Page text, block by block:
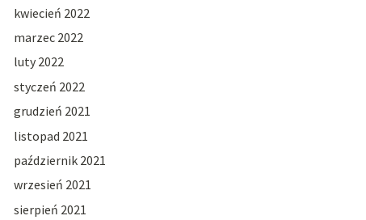
kwiecień 2022
marzec 2022
luty 2022
styczeń 2022
grudzień 2021
listopad 2021
październik 2021
wrzesień 2021
sierpień 2021